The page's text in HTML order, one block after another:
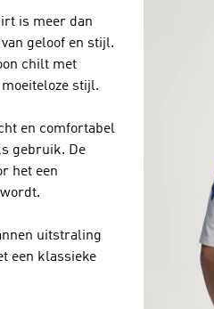
is meer dan
geloof en stijl.
chilt met
stijl.
en comfortabel
gebruik. De
het een
uitstraling
een klassieke